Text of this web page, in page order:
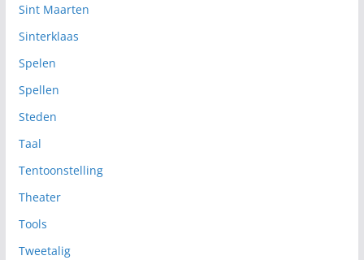
Sint Maarten
Sinterklaas
Spelen
Spellen
Steden
Taal
Tentoonstelling
Theater
Tools
Tweetalig